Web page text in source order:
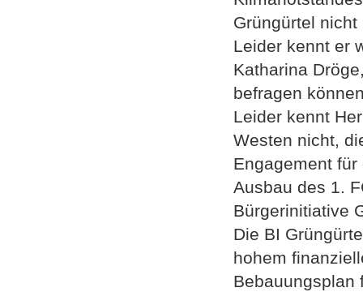
Grüngürtel
Leider kennt er
Katharina
befragen
Leider kennt
Westen nicht,
Engagement
Ausbau des 1.
Bürgerinitiative
Die BI
hohem
Bebauungsplan